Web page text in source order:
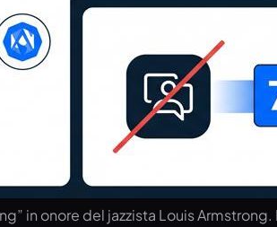
in onore del jazzista Louis